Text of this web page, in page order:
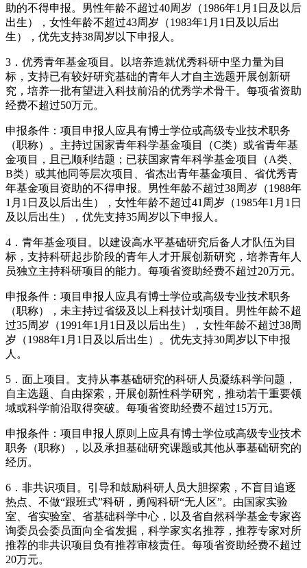
助的不得申报。男性年龄不超过40周岁（1986年1月1日及以后
出生），女性年龄不超过43周岁（1983年1月1日及以后出
生），优先支持38周岁以下申报人。
3．优秀青年基金项目。以培养造就优秀科研中坚力量为目
标，支持已有较好研究基础的青年人才自主选题开展创新研
究，培养一批有望进入科技前沿的优秀学术骨干。每项省资助
经费不超过50万元。
申报条件：项目申报人应具有博士学位或高级专业技术职务
（职称）。主持过国家青年科学基金项目（C类）或省青年基
金项目，且已顺利结题；已获国家青年科学基金项目（A类、
B类）或其他同等层次项目、省杰出青年基金项目、省优秀青
年基金项目资助的不得申报。男性年龄不超过38周岁（1988年
1月1日及以后出生），女性年龄不超过41周岁（1985年1月1日
及以后出生），优先支持35周岁以下申报人。
4．青年基金项目。以建设高水平基础研究后备人才队伍为目
标，支持科研起步阶段的青年人才开展创新研究，培养青年人
员独立主持科研项目的能力。每项省资助经费不超过20万元。
申报条件：项目申报人应具有博士学位或高级专业技术职务
（职称），未主持过省级及以上科技计划项目。男性年龄不超
过35周岁（1991年1月1日及以后出生），女性年龄不超过38周
岁（1988年1月1日及以后出生）。优先支持30周岁以下申报
人。
5．面上项目。支持从事基础研究的科研人员凝练科学问题，
自主选题、自由探索，开展创新性科学研究，推动若干重要领
域或科学前沿取得突破。每项省资助经费不超过15万元。
申报条件：项目申报人原则上应具有博士学位或高级专业技术
职务（职称），以及承担基础研究课题或其他从事基础研究的
经历。
6．非共识项目。引导和鼓励科研人员大胆探索，不盲目追逐
热点、不做“跟班式”科研，勇闯科研“无人区”。由国家实验
室、省实验室、省基础科学中心，以及省自然科学基金专家咨
询委员会委员面向全省发掘，科学家实名推荐，推荐专家对所
推荐的非共识项目负有推荐审核责任。每项省资助经费不超过
20万元。